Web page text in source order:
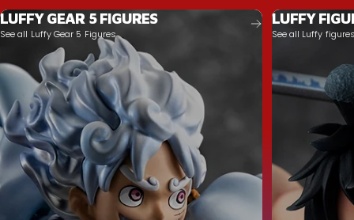
LUFFY GEAR 5 FIGURES
See all Luffy Gear 5 Figures
LUFFY
See all Luffy